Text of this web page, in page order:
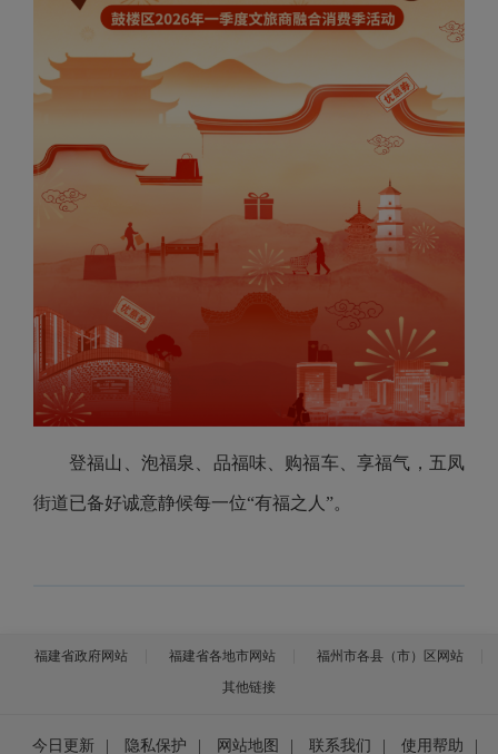
登福山、泡福泉、品福味、购福车、享福气，五凤
街道已备好诚意静候每一位“有福之人”。
福建省政府网站 福建省各地市网站
福州市各县（市）区网站
其他链接
今日更新 隐私保护 网站地图 联系我们 使用帮助